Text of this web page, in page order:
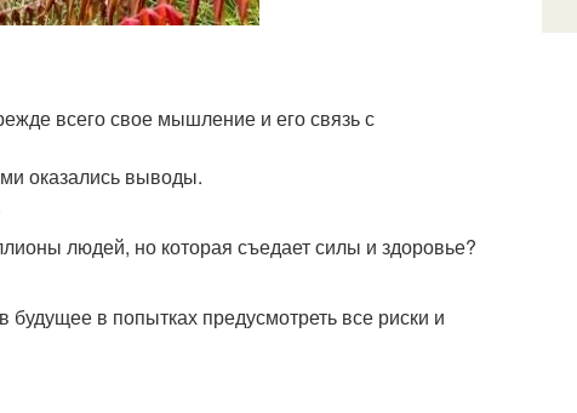
всего свое мышление и его связь с
оказались выводы.
людей, но которая съедает силы и здоровье?
в попытках предусмотреть все риски и